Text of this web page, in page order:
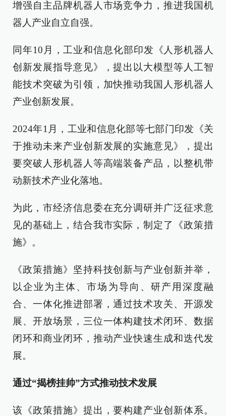
增强自主品牌机器人市场竞争力，推进我国机
器人产业自立自强。
同年10月，工业和信息化部印发《人形机器人
创新发展指导意见》，提出以大模型等人工智
能技术突破为引领，加快推动我国人形机器人
产业创新发展。
2024年1月，工业和信息化部等七部门印发《关
于推动未来产业创新发展的实施意见》，提出
要突破人形机器人等高端装备产品，以整机带
动新技术产业化落地。
为此，市经济信息委在充分调研并广泛征求意
见的基础上，结合我市实际，制定了《政策措
施》。
《政策措施》坚持科技创新与产业创新并举，
以企业为主体、市场为导向、研产用深度融
合、一体化推进部署，通过技术攻关、开源发
展、开放场景，三位一体构建技术闭环、数据
闭环和商业闭环，推动产业快速生成和迭代发
展。
通过“揭榜挂帅”方式推动技术发展
该《政策措施》提出，要构建产业创新体系。